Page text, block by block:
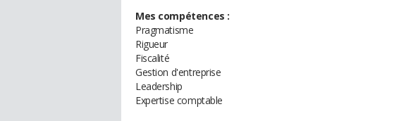
Mes compétences :
Pragmatisme
Rigueur
Fiscalité
Gestion d'entreprise
Leadership
Expertise comptable